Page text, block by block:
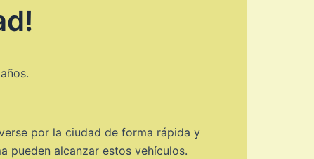
por la ciudad de forma rápida y
pueden alcanzar estos vehículos.